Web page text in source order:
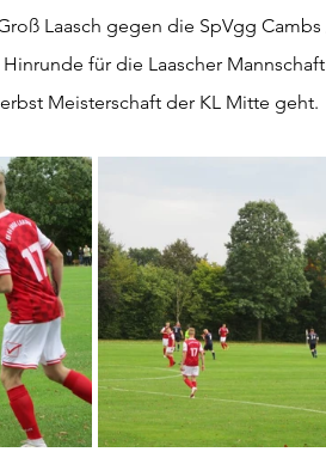
Laasch gegen die SpVgg
für die Laascher
Meisterschaft der KL Mitte geht.